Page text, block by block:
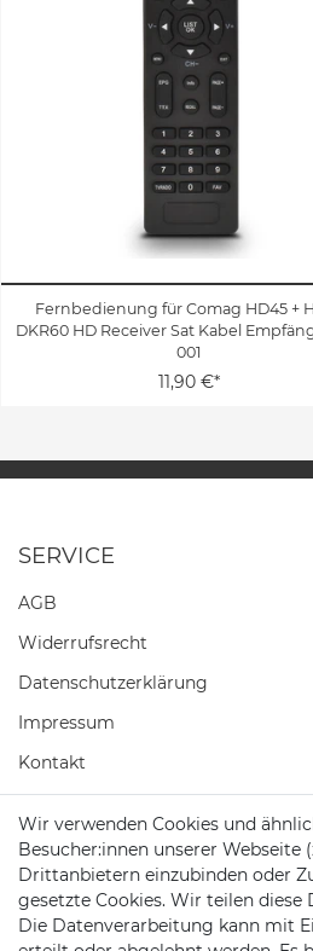
Fernbedienung für Comag HD45 +
DKR60 HD Receiver Sat Kabel
001
11,90 €*
SERVICE
AGB
Widerrufs­recht
Daten­schutz­erklärung
Impressum
Kontakt
Barrierefreiheitserklärung
Widerrufs­formular
Wir verwenden Cookies und
Besucher:innen unserer Webseite
Drittanbietern einzubinden oder
gesetzte Cookies. Wir teilen
Die Datenverarbeitung kann mit